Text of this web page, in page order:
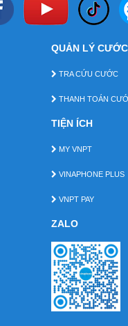
QUẢN LÝ CƯỚC
TRA CỨU CƯỚC
THANH TOÁN
TIỆN ÍCH
MY VNPT
VINAPHONE PLUS
VNPT PAY
ZALO